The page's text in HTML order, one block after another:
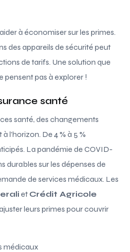
à économiser sur les primes.
des appareils de sécurité peut
de tarifs. Une solution que
pensent pas à explorer !
santé
santé, des changements
l’horizon. De 4 % à 5 %
La pandémie de COVID-
durables sur les dépenses de
de services médicaux. Les
et Crédit Agricole
leurs primes pour couvrir
médicaux